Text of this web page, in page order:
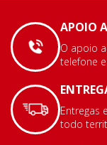
APOIO
O apoio
telefone
Entregas
todo